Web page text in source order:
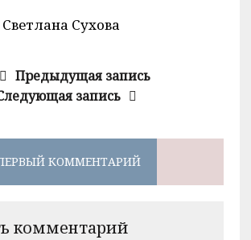
Сухова
Предыдущая запись
запись
КОММЕНТАРИЙ
комментарий